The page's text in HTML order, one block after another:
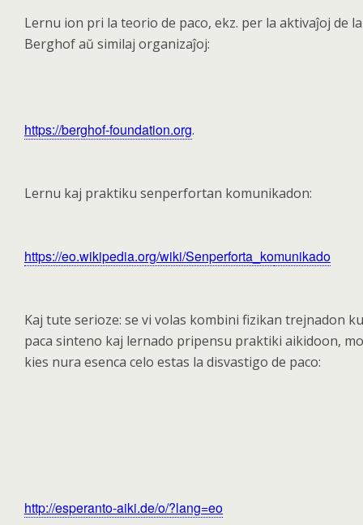
Lernu ion pri la teorio de paco, ekz. per la aktivaĵoj de
Berghof aŭ similaj organizaĵoj:
https://berghof-foundation.org.
Lernu kaj praktiku senperfortan komunikadon:
https://eo.wikipedia.org/wiki/Senperforta_komunikado
Kaj tute serioze: se vi volas kombini fizikan trejnadon
paca sinteno kaj lernado pripensu praktiki aikidoon,
kies nura esenca celo estas la disvastigo de paco:
http://esperanto-aiki.de/o/?lang=eo